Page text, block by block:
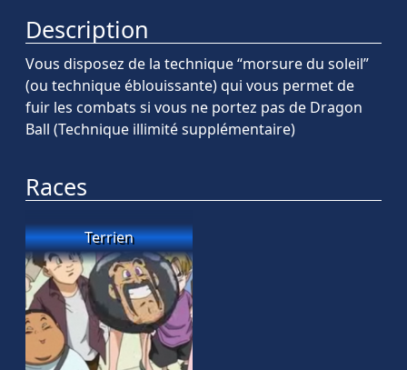
Description
Vous disposez de la technique “morsure du soleil”
(ou technique éblouissante) qui vous permet de
fuir les combats si vous ne portez pas de Dragon
Ball (Technique illimité supplémentaire)
Races
Terrien